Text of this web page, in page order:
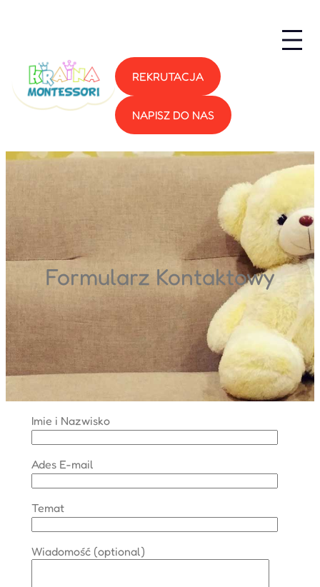
REKRUTACJA
NAPISZ DO NAS
Formularz Kontaktowy
Imie i Nazwisko
Ades E-mail
Temat
Wiadomość (optional)